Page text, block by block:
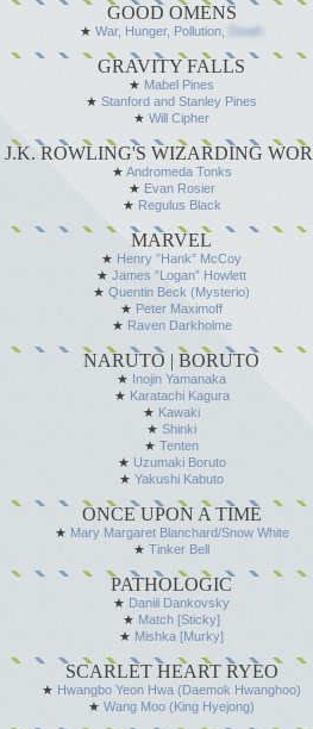
GOOD OMENS
★ War, Hunger, Pollution, Death
GRAVITY FALLS
★ Mabel Pines
★ Stanford and Stanley Pines
★ Will Cipher
J.K. ROWLING'S WIZARDING
★ Andromeda Tonks
★ Evan Rosier
★ Regulus Black
MARVEL
★ Henry ”Hank” McCoy
★ James ”Logan” Howlett
★ Quentin Beck (Mysterio)
★ Peter Maximoff
★ Raven Darkholme
NARUTO | BORUTO
★ Inojin Yamanaka
★ Karatachi Kagura
★ Kawaki
★ Shinki
★ Tenten
★ Uzumaki Boruto
★ Yakushi Kabuto
ONCE UPON A TIME
★ Mary Margaret Blanchard/Snow White
★ Tinker Bell
PATHOLOGIC
★ Daniil Dankovsky
★ Match [Sticky]
★ Mishka [Murky]
SCARLET HEART RYEO
★ Hwangbo Yeon Hwa (Daemok Hwanghoo)
★ Wang Moo (King Hyejong)